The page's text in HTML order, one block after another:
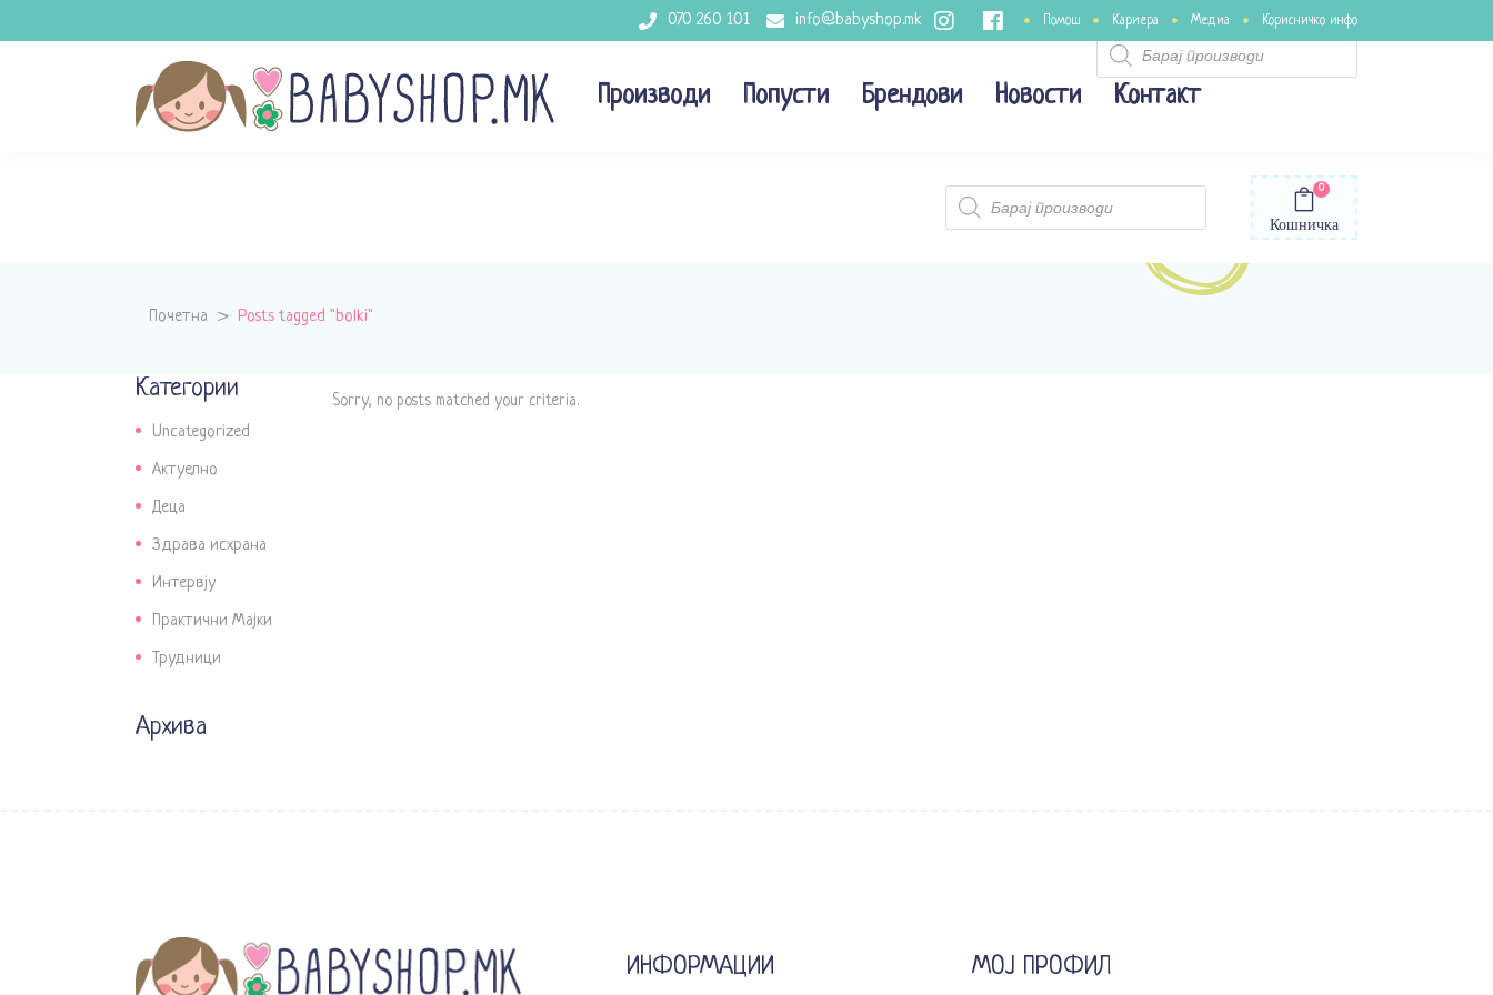
070 260 101 info@babyshop.mk Помош Кариера Медиа Корисничко инфо
Производи Попусти Брендови Новости Контакт
Products
search
Кошничка
0
Products
search
Почетна > Posts tagged "bolki"
Sorry, no posts matched your criteria.
Категории
Uncategorized
Актуелно
Деца
Здрава исхрана
Интервју
Практични Мајки
Трудници
Архива
ИНФОРМАЦИИ МОЈ ПРОФИЛ